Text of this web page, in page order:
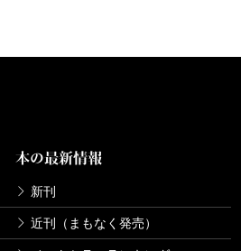
本の最新情報
新刊
近刊（まもなく発売）